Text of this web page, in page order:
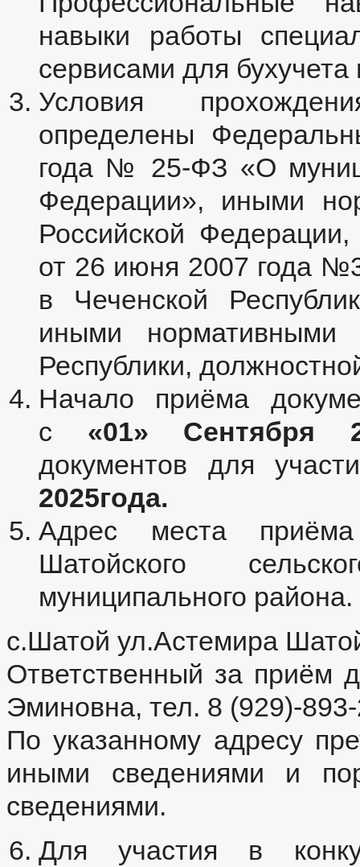
НОРМАТИВНО-ПРАВОВЫЕ АКТЫ
ПРИЕМ ГРАЖДАН
ОБРАЩЕНИЕ К ГЛАВЕ
ИНТЕРНЕТ
ФОРМА ОБРАЩЕНИЙ И ЗАЯВЛЕНИЙ
РЕГЛАМЕНТ РАССМОТРЕНИЯ ОБРАЩЕНИЙ
навыки работы
сервисами для бухучета
Условия
определены
года № 25-ФЗ «О
Федерации», иными
Российской
от 26 июня 2007 года
в Чеченской
иными нормативными
Республики,
Начало приёма
с «01» Сентября
документов для
2025года.
Адрес места приёма
Шатойского
муниципального района.
с.Шатой ул.Астемира
Ответственный за приём
Эминовна, тел. 8 (929)-
По указанному адресу
иными сведениями и
сведениями.
Для участия в